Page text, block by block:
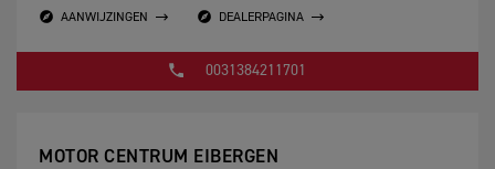
AANWIJZINGEN DEALERPAGINA
0031384211701
MOTOR CENTRUM EIBERGEN